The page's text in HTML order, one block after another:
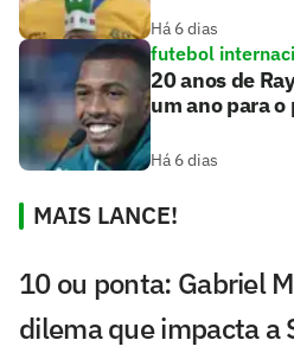
Há 6 dias
futebol
20 anos de
um ano para
Há 6 dias
MAIS LANCE!
10 ou ponta: Gabriel
dilema que impacta a